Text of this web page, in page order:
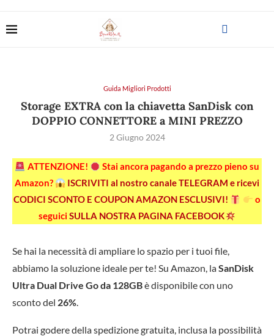
Guida Migliori Prodotti
Storage EXTRA con la chiavetta SanDisk con
DOPPIO CONNETTORE a MINI PREZZO
2 Giugno 2024
ATTENZIONE!
Stai ancora pagando a prezzo pieno su
Amazon?
ISCRIVITI al nostro canale TELEGRAM e ricevi
CODICI SCONTO E COUPON AMAZON ESCLUSIVI!
o
seguiciSULLA NOSTRA PAGINA FACEBOOK
Se hai la necessità di ampliare lo spazio per i tuoi file,
abbiamo la soluzione ideale per te! Su Amazon, laSanDisk
Ultra Dual Drive Go da 128GBè disponibile con uno
sconto del 26%.
Potrai godere della spedizione gratuita, inclusa la possibilità